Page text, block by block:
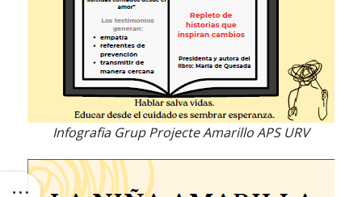
Infografia Grup Projecte Amarillo APS URV